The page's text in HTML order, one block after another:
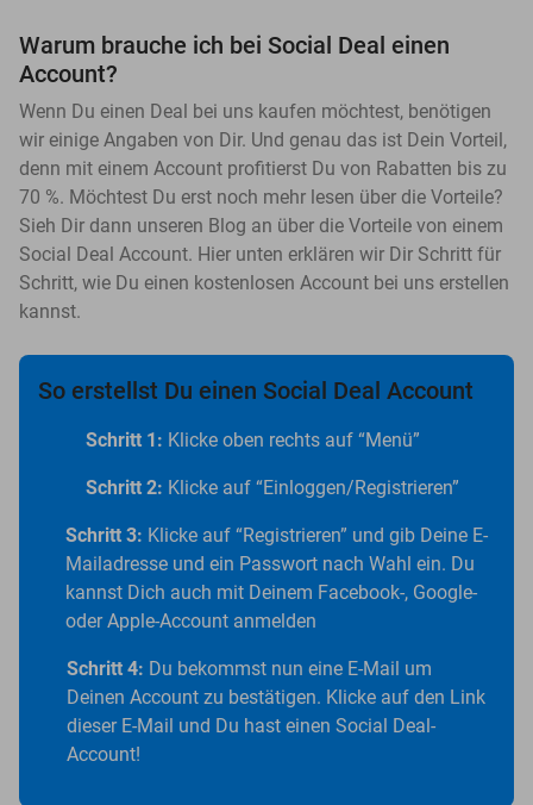
Warum brauche ich bei Social Deal einen
Account?
Wenn Du einen Deal bei uns kaufen möchtest, benötigen
wir einige Angaben von Dir. Und genau das ist Dein Vorteil,
denn mit einem Account profitierst Du von Rabatten bis zu
70 %. Möchtest Du erst noch mehr lesen über die Vorteile?
Sieh Dir dann unseren Blog an über die Vorteile von einem
Social Deal Account. Hier unten erklären wir Dir Schritt für
Schritt, wie Du einen kostenlosen Account bei uns erstellen
kannst.
So erstellst Du einen Social Deal Account
Schritt 1: Klicke oben rechts auf “Menü”
Schritt 2: Klicke auf “Einloggen/Registrieren”
Schritt 3: Klicke auf “Registrieren” und gib Deine E-
Mailadresse und ein Passwort nach Wahl ein. Du
kannst Dich auch mit Deinem Facebook-, Google-
oder Apple-Account anmelden
Schritt 4: Du bekommst nun eine E-Mail um
Deinen Account zu bestätigen. Klicke auf den Link
dieser E-Mail und Du hast einen Social Deal-
Account!